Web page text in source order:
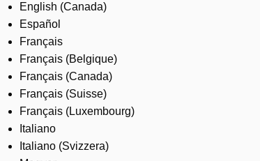
English (Canada)
Español
Français
Français (Belgique)
Français (Canada)
Français (Suisse)
Français (Luxembourg)
Italiano
Italiano (Svizzera)